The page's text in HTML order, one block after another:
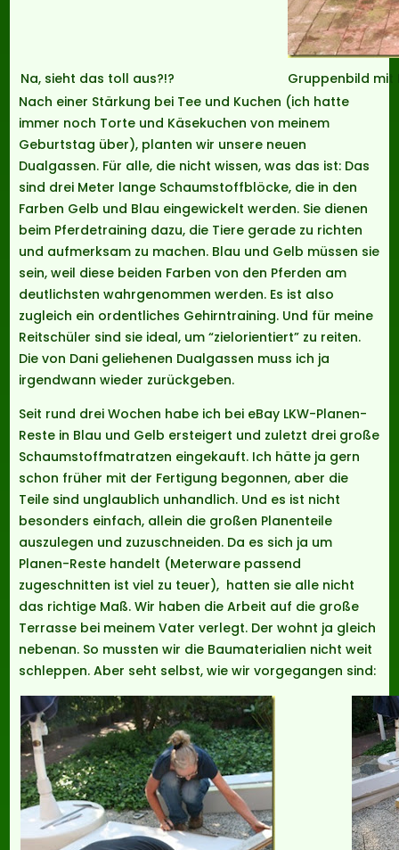
Na, sieht das toll aus?!?
Gruppenbild mit
Nach einer Stärkung bei Tee und Kuchen (ich hatte
immer noch Torte und Käsekuchen von meinem
Geburtstag über), planten wir unsere neuen
Dualgassen. Für alle, die nicht wissen, was das ist: Das
sind drei Meter lange Schaumstoffblöcke, die in den
Farben Gelb und Blau eingewickelt werden. Sie dienen
beim Pferdetraining dazu, die Tiere gerade zu richten
und aufmerksam zu machen. Blau und Gelb müssen sie
sein, weil diese beiden Farben von den Pferden am
deutlichsten wahrgenommen werden. Es ist also
zugleich ein ordentliches Gehirntraining. Und für meine
Reitschüler sind sie ideal, um “zielorientiert” zu reiten.
Die von Dani geliehenen Dualgassen muss ich ja
irgendwann wieder zurückgeben.
Seit rund drei Wochen habe ich bei eBay LKW-Planen-
Reste in Blau und Gelb ersteigert und zuletzt drei große
Schaumstoffmatratzen eingekauft. Ich hätte ja gern
schon früher mit der Fertigung begonnen, aber die
Teile sind unglaublich unhandlich. Und es ist nicht
besonders einfach, allein die großen Planenteile
auszulegen und zuzuschneiden. Da es sich ja um
Planen-Reste handelt (Meterware passend
zugeschnitten ist viel zu teuer), hatten sie alle nicht
das richtige Maß. Wir haben die Arbeit auf die große
Terrasse bei meinem Vater verlegt. Der wohnt ja gleich
nebenan. So mussten wir die Baumaterialien nicht weit
schleppen. Aber seht selbst, wie wir vorgegangen sind: